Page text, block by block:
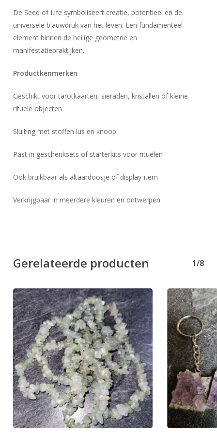
De Seed of Life symboliseert creatie, potentieel en de
universele blauwdruk van het leven. Een fundamenteel
element binnen de heilige geometrie en
manifestatiepraktijken.
Productkenmerken
Geschikt voor tarotkaarten, sieraden, kristallen of kleine
rituele objecten
Sluiting met stoffen lus en knoop
Past in geschenksets of starterkits voor rituelen
Ook bruikbaar als altaardoosje of display-item
Verkrijgbaar in meerdere kleuren en ontwerpen
Gerelateerde producten 1/8